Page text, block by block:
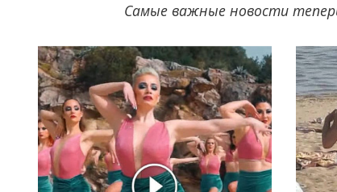
Самые важные новости